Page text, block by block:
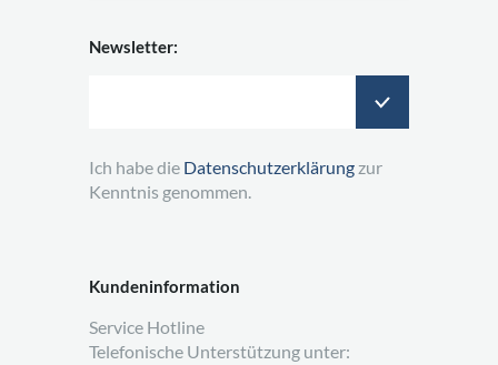
Kundeninformation
Service Hotline
Telefonische Unterstützung unter:
Newsletter:
Ich habe die Datenschutzerklärung zur
Kenntnis genommen.